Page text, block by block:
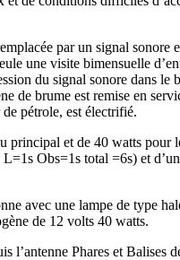
par un signal sonore
une visite bimensuelle
du signal sonore dans le
de brume est remise en
pétrole, est électrifié.
principal et de 40 watts pour
Obs=1s total =6s) et
avec une lampe de type
de 12 volts 40 watts.
l’antenne Phares et Balises